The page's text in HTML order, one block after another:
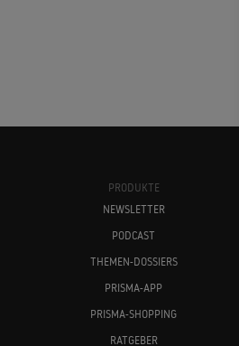
PRODUKTE
NEWSLETTER
PODCAST
THEMEN-DOSSIERS
PRISMA-APP
PRISMA-SHOPPING
RATGEBER